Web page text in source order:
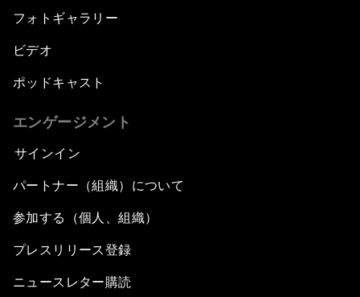
フォトギャラリー
ビデオ
ポッドキャスト
エンゲージメント
サインイン
パートナー（組織）について
参加する（個人、組織）
プレスリリース登録
ニュースレター購読